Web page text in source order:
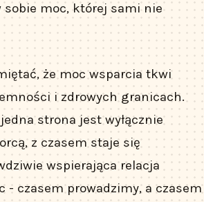
sobie moc, której sami nie
że moc wsparcia tkwi
i zdrowych granicach.
strona jest wyłącznie
z czasem staje się
wspierająca relacja
- czasem prowadzimy, a czasem